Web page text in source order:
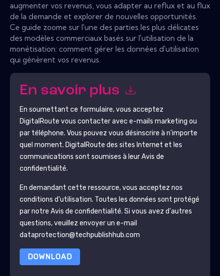
augmenter vos revenus, vous adapter au reflux et au flux
de la demande et explorer de nouvelles opportunités.
Ce guide zoome sur l'une des parties les plus délicates
des modèles commerciaux basés sur l'utilisation de la
monétisation: comment gérer les données d'utilisation
qui génèrent vos revenus.
En savoir plus
En soumettant ce formulaire, vous acceptez
DigitalRoute vous contacter avec e-mails marketing ou
par téléphone. Vous pouvez vous désinscrire à n'importe
quel moment. DigitalRoute des sites Internet et les
communications sont soumises à leur Avis de
confidentialité.
En demandant cette ressource, vous acceptez nos
conditions d'utilisation. Toutes les données sont protégé
par notre Avis de confidentialité. Si vous avez d'autres
questions, veuillez envoyer un e-mail
dataprotection@techpublishhub.com
DOWNLOAD